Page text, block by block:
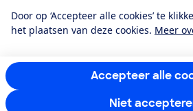
Door op ‘Accepteer alle cookies’ te
het plaatsen van deze cookies. Meer
Accepteer alle
Niet
RSS-feed nieuws
Facebook
Twitter
12.901consumentenbeoordelen de